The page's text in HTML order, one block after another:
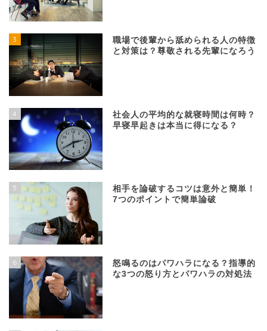
3
職場で後輩から舐められる人の特徴
と対策は？尊敬される先輩になろう
4
社会人の平均的な就寝時間は何時？
早寝早起きは本当に得になる？
5
相手を論破するコツは意外と簡単！
7つのポイントで簡単論破
6
怒鳴るのはパワハラになる？指導的
な3つの怒り方とパワハラの対処法